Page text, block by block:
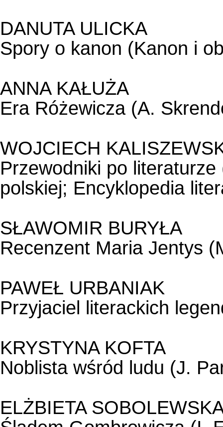
DANUTA ULICKA
Spory o kanon (Kanon i
ANNA KAŁUŻA
Era Różewicza (A.
WOJCIECH
Przewodniki po
polskiej; Encyklopedia
SŁAWOMIR BURYŁA
Recenzent Maria Jentys
PAWEŁ URBANIAK
Przyjaciel literackich
KRYSTYNA KOFTA
Noblista wśród ludu (J.
ELŻBIETA